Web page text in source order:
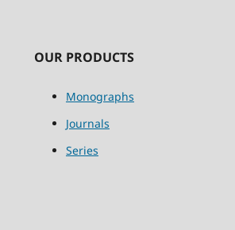
OUR PRODUCTS
Monographs
Journals
Series